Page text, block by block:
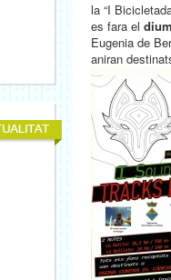
la “I
es fara el
Eugenia de
aniran